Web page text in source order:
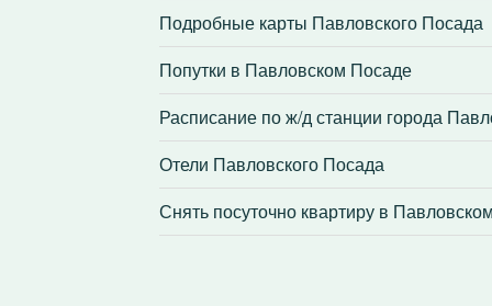
Подробные карты Павловского Посада
Попутки в Павловском Посаде
Расписание по ж/д станции города
Отели Павловского Посада
Снять посуточно квартиру в